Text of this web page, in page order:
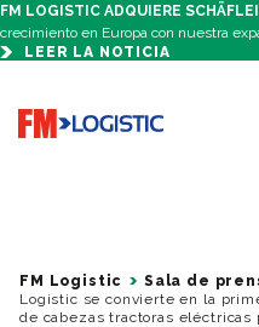
FM LOGISTIC ADQUIERE
crecimiento en Europa con nuestra
LEER LA NOTICIA
Go to home page
FM Logistic Sala de
Logistic se convierte en la
de cabezas tractoras eléctricas